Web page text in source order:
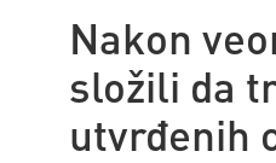
Nakon
složili da
utvrđenih